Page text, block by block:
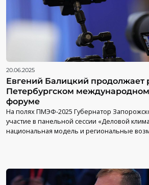
20.06.2025
Евгений Балицкий продолжает
Петербургском
форуме
На полях ПМЭФ-2025 Губернатор
участие в панельной сессии «Деловой
национальная модель и региональные